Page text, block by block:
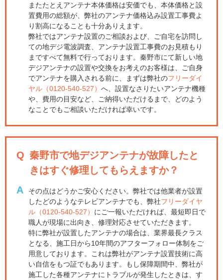
またたとえアンテナ本体価格は安価でも、本体価格と設
置費用の総額が、弊社のアンテナ価格込み設置工事費よ
り割高になることも十分ありえます。
弊社ではアンテナ設置のご相談および、ご自宅を訪問し
ての地デジ電波調査、アンテナ設置工事費のお見積もり
まですべて無料で行っております。秦野市にて新しい地
デジアンテナの設置や交換をお考えのお客様は、ご自身
でアンテナを購入される前に、まずは弊社のフリーダイ
ヤル（0120-540-527） へ、設置なさりたいアンテナ機種
や、費用の目安など、ご納得いただけるまで、どのよう
なことでもご相談いただければ幸いです。
Q 秦野市で地デジアンテナが故障したと
きはすぐ修理してもらえますか？
A
その点はどうかご安心ください。弊社では他業者が設置
したどのようなテレビアンテナでも、弊社フリーダイヤ
ル（0120-540-527） にご一報いただければ、最短即日で
職人が現場に出向き、修理対応させていただきます。
特に弊社が設置したアンテナの場合は、業界最長クラス
となる、施工日から10年間のアフターフォロー体制をご
用意しております。これは弊社がアンテナ設置技術に高
い自信をもつ証でもあります。もし保障期間中、弊社が
施工した各種アンテナにトラブルが発生したときは、す